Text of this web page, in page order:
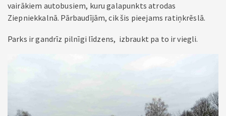
vairākiem autobusiem, kuru galapunkts atrodas
Ziepniekkalnā. Pārbaudījām, cik šis pieejams ratiņkrēslā.
Parks ir gandrīz pilnīgi līdzens, izbraukt pa to ir viegli.